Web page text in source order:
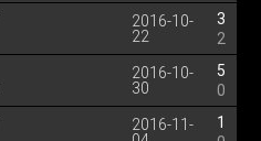
2016-10-
22
3
2
2016-10-
30
5
0
2016-11-
1